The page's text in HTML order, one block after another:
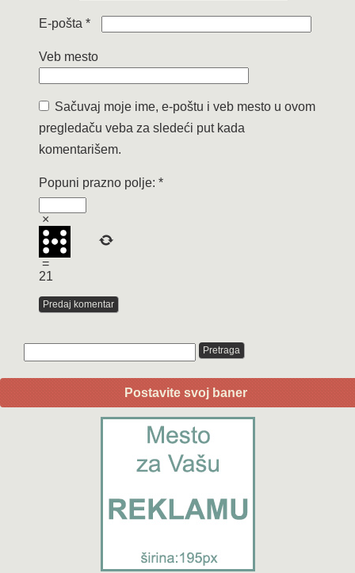
E-pošta *
Veb mesto
Sačuvaj moje ime, e-poštu i veb mesto u ovom
pregledaču veba za sledeći put kada
komentarišem.
Popuni prazno polje: *
×
=
21
Postavite svoj baner